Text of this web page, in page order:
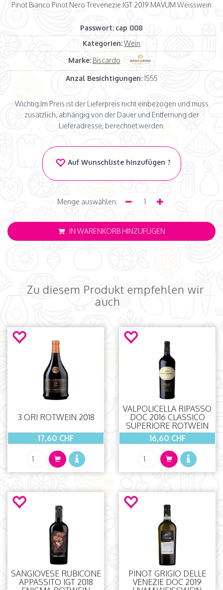
Pinot Bianco Pinot Nero Trevenezie IGT 2019 MAVUM Weisswein
Passwort: cap 008
Kategorien:Wein
Marke: Biscardo
Anzal Besichtigungen:1555
Wichtig:Im Preis ist der Lieferpreis nicht einbezogen und muss
zusätzlich, abhängig von der Dauer und Entfernung der
Lieferadresse, berechnet werden.
Auf Wunschliste hinzufügen ?
Menge auswählen:
IN WARENKORB HINZUFÜGEN
Zu diesem Produkt empfehlen wir
auch
3 ORI ROTWEIN 2018
17,60 CHF
VALPOLICELLA RIPASSO
DOC 2016 CLASSICO
SUPERIORE ROTWEIN
16,60 CHF
SANGIOVESE RUBICONE
APPASSITO IGT 2018
PINOT GRIGIO DELLE
VENEZIE DOC 2019